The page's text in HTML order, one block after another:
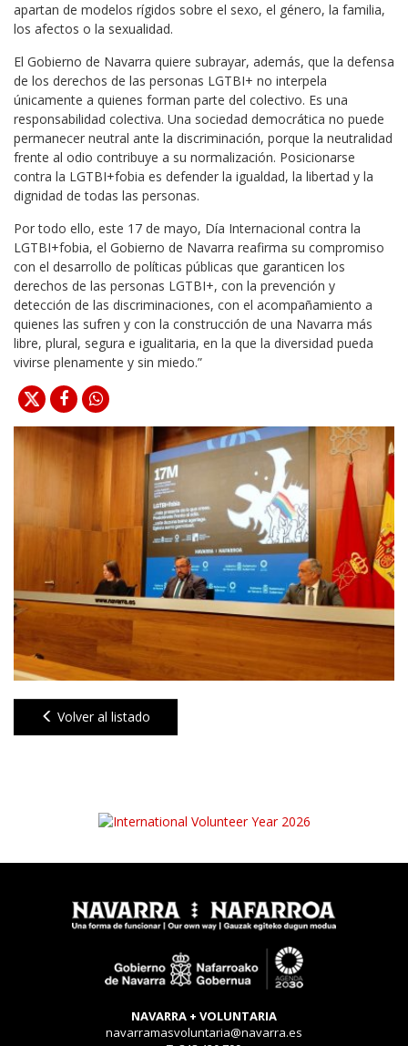
apartan de modelos rígidos sobre el sexo, el género, la familia,
los afectos o la sexualidad.
El Gobierno de Navarra quiere subrayar, además, que la defensa
de los derechos de las personas LGTBI+ no interpela
únicamente a quienes forman parte del colectivo. Es una
responsabilidad colectiva. Una sociedad democrática no puede
permanecer neutral ante la discriminación, porque la neutralidad
frente al odio contribuye a su normalización. Posicionarse
contra la LGTBI+fobia es defender la igualdad, la libertad y la
dignidad de todas las personas.
Por todo ello, este 17 de mayo, Día Internacional contra la
LGTBI+fobia, el Gobierno de Navarra reafirma su compromiso
con el desarrollo de políticas públicas que garanticen los
derechos de las personas LGTBI+, con la prevención y
detección de las discriminaciones, con el acompañamiento a
quienes las sufren y con la construcción de una Navarra más
libre, plural, segura e igualitaria, en la que la diversidad pueda
vivirse plenamente y sin miedo.”
Volver al listado
NAVARRA + VOLUNTARIA
navarramasvoluntaria@navarra.es